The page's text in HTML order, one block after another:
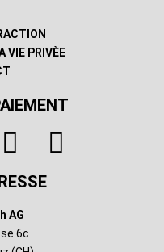
VIE PRIVÈE
AG
6c